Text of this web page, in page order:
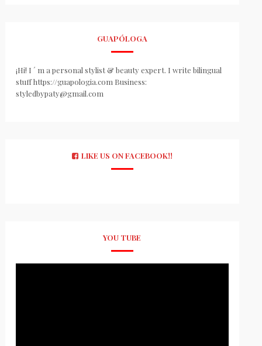
GUAPÓLOGA
¡Hi! I ´ m a personal stylist & beauty expert. I write bilingual
stuff https://guapologia.com Business:
styledbypaty@gmail.com
LIKE US ON FACEBOOK!!
YOU TUBE